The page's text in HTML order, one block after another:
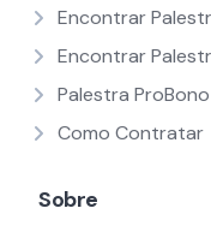
Encontrar
Encontrar
Palestra ProBono
Como Contratar
Sobre